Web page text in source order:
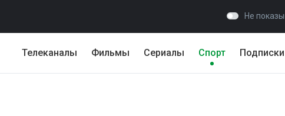
Не
Телеканалы Фильмы Сериалы Спорт Подписки